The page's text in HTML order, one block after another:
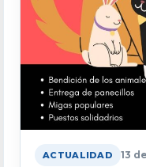
ACTUALIDAD 13